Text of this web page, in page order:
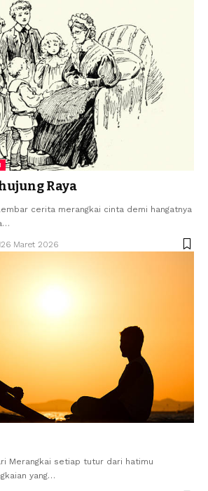
Raya
cerita merangkai cinta demi hangatnya
26 Maret 2026
Merangkai setiap tutur dari hatimu
yang…